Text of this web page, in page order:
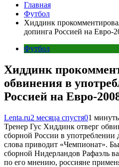
Главная
Футбол
Хиддинк
допинга Россией на Евро-
Футбол
Хиддинк
обвинения в
Россией на Евро-
Lenta.ru2 месяца спустя01
Тренер Гус Хиддинк отверг
сборной России в
слова приводит «Чемпионат».
сборной Нидерландов Рафаэль
по его мнению, россияне